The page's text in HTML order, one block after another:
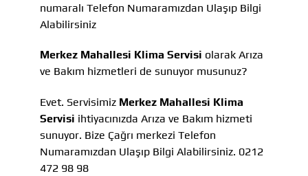
numaralı Telefon Numaramızdan Ulaşıp Bilgi
Alabilirsiniz
Merkez Mahallesi Klima Servisi olarak Arıza
ve Bakım hizmetleri de sunuyor musunuz?
Evet. Servisimiz Merkez Mahallesi Klima
Servisi ihtiyacınızda Arıza ve Bakım hizmeti
sunuyor. Bize Çağrı merkezi Telefon
Numaramızdan Ulaşıp Bilgi Alabilirsiniz. 0212
472 98 98